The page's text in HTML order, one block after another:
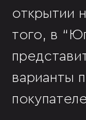
открытии
того, в
варианты